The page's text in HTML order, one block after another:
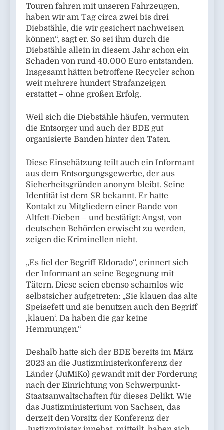
Touren fahren mit unseren Fahrzeugen,
haben wir am Tag circa zwei bis drei
Diebstähle, die wir gesichert nachweisen
können“, sagt er. So sei ihm durch die
Diebstähle allein in diesem Jahr schon ein
Schaden von rund 40.000 Euro entstanden.
Insgesamt hätten betroffene Recycler schon
weit mehrere hundert Strafanzeigen
erstattet – ohne großen Erfolg.
Weil sich die Diebstähle häufen, vermuten
die Entsorger und auch der BDE gut
organisierte Banden hinter den Taten.
Diese Einschätzung teilt auch ein Informant
aus dem Entsorgungsgewerbe, der aus
Sicherheitsgründen anonym bleibt. Seine
Identität ist dem SR bekannt. Er hatte
Kontakt zu Mitgliedern einer Bande von
Altfett-Dieben – und bestätigt: Angst, von
deutschen Behörden erwischt zu werden,
zeigen die Kriminellen nicht.
„Es fiel der Begriff Eldorado“, erinnert sich
der Informant an seine Begegnung mit
Tätern. Diese seien ebenso schamlos wie
selbstsicher aufgetreten: „Sie klauen das alte
Speisefett und sie benutzen auch den Begriff
‚klauen‘. Da haben die gar keine
Hemmungen.“
Deshalb hatte sich der BDE bereits im März
2023 an die Justizministerkonferenz der
Länder (JuMiKo) gewandt mit der Forderung
nach der Einrichtung von Schwerpunkt-
Staatsanwaltschaften für dieses Delikt. Wie
das Justizministerium von Sachsen, das
derzeit den Vorsitz der Konferenz der